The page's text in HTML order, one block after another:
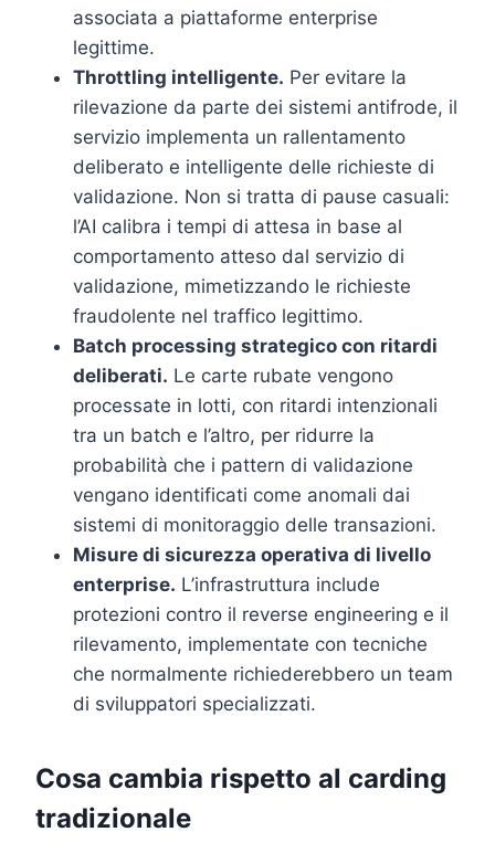
associata a piattaforme enterprise
legittime.
Throttling intelligente. Per evitare la
rilevazione da parte dei sistemi antifrode, il
servizio implementa un rallentamento
deliberato e intelligente delle richieste di
validazione. Non si tratta di pause casuali:
l’AI calibra i tempi di attesa in base al
comportamento atteso dal servizio di
validazione, mimetizzando le richieste
fraudolente nel traffico legittimo.
Batch processing strategico con ritardi
deliberati. Le carte rubate vengono
processate in lotti, con ritardi intenzionali
tra un batch e l’altro, per ridurre la
probabilità che i pattern di validazione
vengano identificati come anomali dai
sistemi di monitoraggio delle transazioni.
Misure di sicurezza operativa di livello
enterprise. L’infrastruttura include
protezioni contro il reverse engineering e il
rilevamento, implementate con tecniche
che normalmente richiederebbero un team
di sviluppatori specializzati.
Cosa cambia rispetto al carding
tradizionale